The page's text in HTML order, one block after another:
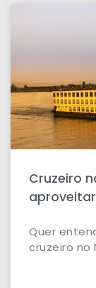
Cruzeiro
Quer
cruzeiro no